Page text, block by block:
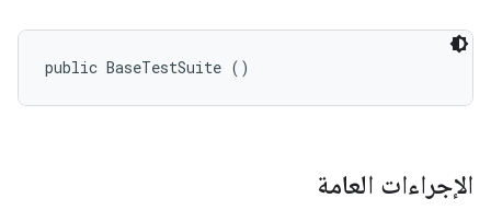
public BaseTestSuite ()
الإجراءات العامة